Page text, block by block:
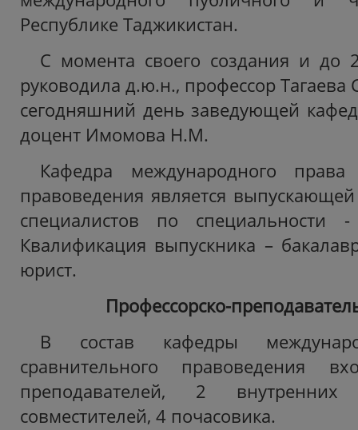
Республике Таджикистан.
С момента своего создания и до
руководила д.ю.н., профессор
сегодняшний день заведующей
доцент Имомова Н.М.
Кафедра международного права
правоведения является
специалистов по специальности
Квалификация выпускника –
юрист.
Профессорско-
В состав кафедры
сравнительного правоведения
преподавателей, 2
совместителей, 4 почасовика.